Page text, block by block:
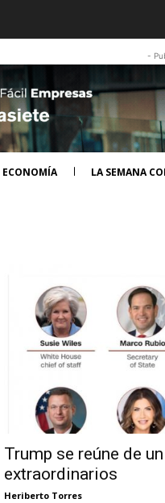
-
ECONOMÍA LA SEMANA
Trump se reúne de
extraordinarios
Heriberto Torres